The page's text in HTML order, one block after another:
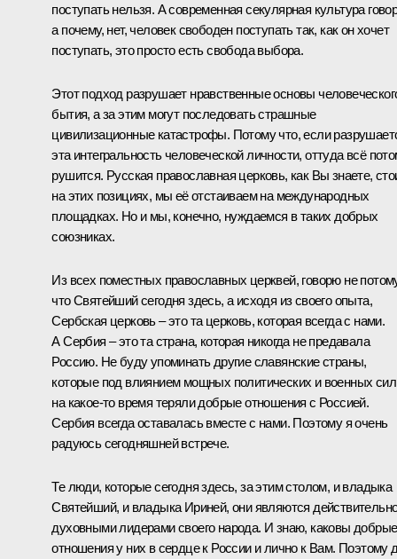
поступать нельзя. А современная секулярная культура
а почему, нет, человек свободен поступать так, как он хочет
поступать, это просто есть свобода выбора.
Этот подход разрушает нравственные основы
бытия, а за этим могут последовать страшные
цивилизационные катастрофы. Потому что, если
эта интегральность человеческой личности, оттуда всё
рушится. Русская православная церковь, как Вы знаете,
на этих позициях, мы её отстаиваем на международных
площадках. Но и мы, конечно, нуждаемся в таких добрых
союзниках.
Из всех поместных православных церквей, говорю не
что Святейший сегодня здесь, а исходя из своего опыта,
Сербская церковь – это та церковь, которая всегда с нами.
А Сербия – это та страна, которая никогда не предавала
Россию. Не буду упоминать другие славянские страны,
которые под влиянием мощных политических и военных сил
на какое-то время теряли добрые отношения с Россией.
Сербия всегда оставалась вместе с нами. Поэтому я очень
радуюсь сегодняшней встрече.
Те люди, которые сегодня здесь, за этим столом, и владыка
Святейший, и владыка Ириней, они являются
духовными лидерами своего народа. И знаю, каковы добрые
отношения у них в сердце к России и лично к Вам. Поэтому